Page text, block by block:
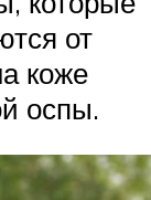
от
коже
оспы.